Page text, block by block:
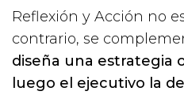
Reflexión y Acción no
contrario, se
diseña una estrategia
luego el ejecutivo la